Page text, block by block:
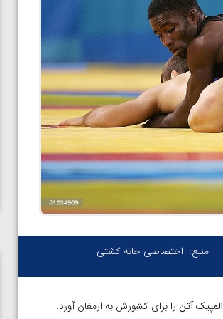
منبع: اختصاصی خانه کشتی
المپیک آتن را برای کشورش به ارمغان آورد.